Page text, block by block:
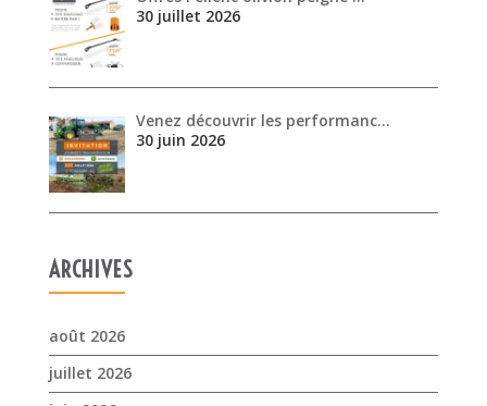
août 2026
juillet 2026
mai 2026
mars 2026
février 2026